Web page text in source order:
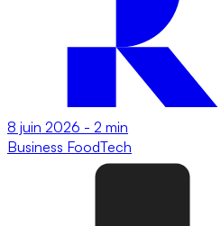
8 juin 2026 - 2 min
Business FoodTech